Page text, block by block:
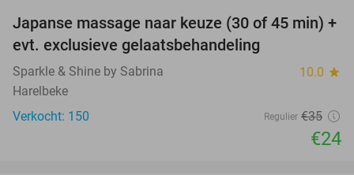
31%
Japanse massage naar keuze (30 of 45 min) +
evt. exclusieve gelaatsbehandeling
Sparkle & Shine by Sabrina 10.0 star
Harelbeke
Verkocht: 150
Regulier €35
€24